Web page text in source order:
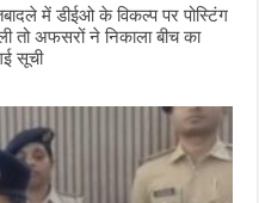
में डीईओ के विकल्प पर पोस्टिंग
तो अफसरों ने निकाला बीच का
सूची